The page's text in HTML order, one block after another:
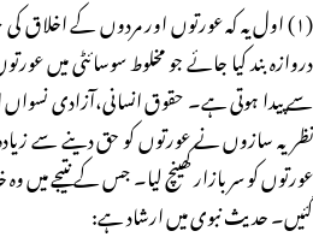
(۱) اول یہ کہ عورتوں اور مردوں کے اخلاق
دروازہ بند کیا جائے جو مخلوط سوسائٹی میں
سے پیدا ہوتی ہے۔ حقوق انسانی،آزادی
نظریہ سازوں نے عورتوں کو حق دینے سے
عورتوں کو سربازار کھینچ لیا۔ جس کے نتیجے میں
گئیں۔ حدیث نبوی میں ارشاد ہے: